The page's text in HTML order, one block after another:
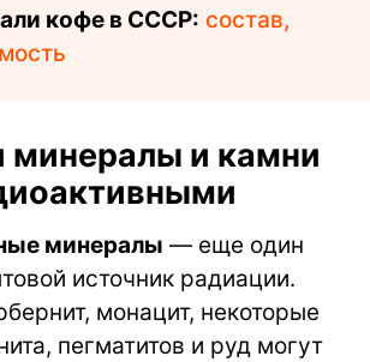
кофе в СССР: состав,
минералы и камни
минералы — еще один
источник радиации.
монацит, некоторые
пегматитов и руд могут